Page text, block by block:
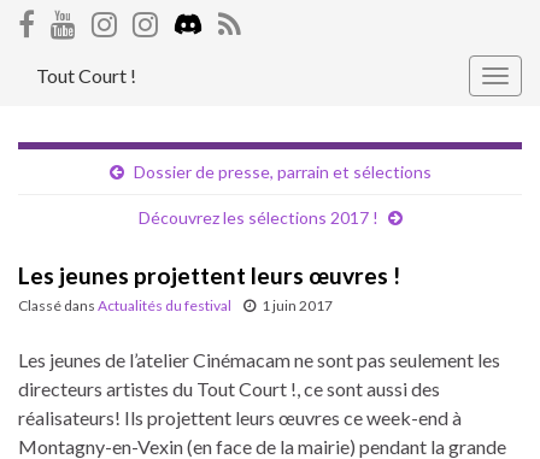
Tout Court !
Dossier de presse, parrain et sélections
Découvrez les sélections 2017 !
Les jeunes projettent leurs œuvres !
Classé dans Actualités du festival 1 juin 2017
Les jeunes de l’atelier Cinémacam ne sont pas seulement les
directeurs artistes du Tout Court !, ce sont aussi des
réalisateurs! Ils projettent leurs œuvres ce week-end à
Montagny-en-Vexin (en face de la mairie) pendant la grande